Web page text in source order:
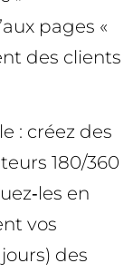
pages «
des clients
: créez des
180/360
en
vos
des